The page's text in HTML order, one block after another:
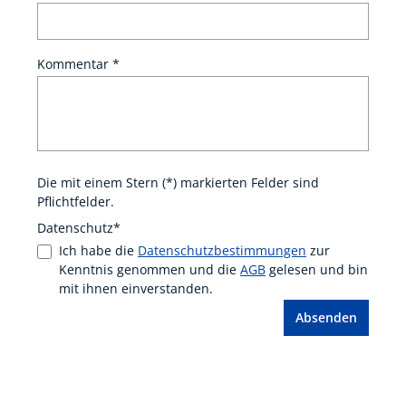
Kommentar *
Die mit einem Stern (*) markierten Felder sind
Pflichtfelder.
Datenschutz*
Ich habe die Datenschutzbestimmungen zur
Kenntnis genommen und die AGB gelesen und bin
mit ihnen einverstanden.
Absenden